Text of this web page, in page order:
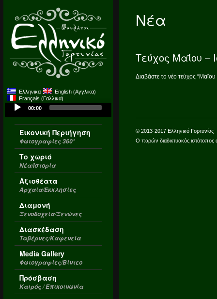
Ελληνικα English (Αγγλικα)
Français (Γαλλικα)
Audio
Player
00:00
Εικονική Περιήγηση
Φωτογραφίες 360°
Το χωριό
Νέα/Ιστορία
Αξιοθέατα
Αρχαία/Εκκλησίες
Διαμονή
Ξενοδοχεία/Ξενώνες
Διασκέδαση
Ταβέρνες/Καφενεία
Media Gallery
Φωτογραφίες/Βίντεο
Πρόσβαση
Καιρός / Επικοινωνία
Νέα
Tεύχος Μαΐου –
Διαβάστε το νέο τεύχος
© 2013-2017 Ελληνικό Γορτυνίας
Ο παρών διαδικτυακός